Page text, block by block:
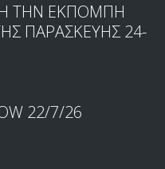
ΤΗΝ ΕΚΠΟΜΠΗ
ΠΑΡΑΣΚΕΥΗΣ 24-
22/7/26